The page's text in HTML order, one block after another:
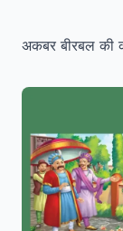
अकबर बीरबल की